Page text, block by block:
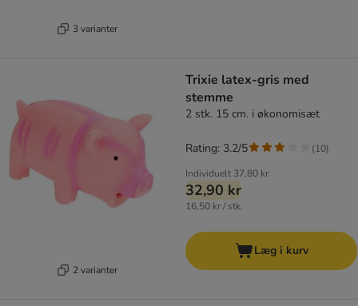
3 varianter
2 varianter
Trixie latex-gris med
stemme
2 stk. 15 cm. i økonomisæt
Individuelt 37,80 kr
32,90 kr
16,50 kr / stk.
Rating: 3.2/5 (10)
Læg i kurv